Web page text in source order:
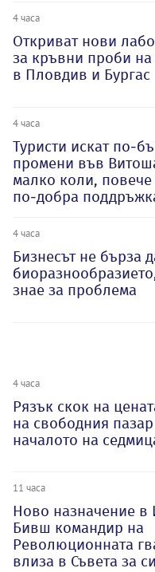
4 часа
Откриват нови
за кръвни проби
в Пловдив и Бургас
4 часа
Туристи искат по-
промени във
малко коли, повече
по-добра
4 часа
Бизнесът не бърза
знае за проблема
4 часа
Рязък скок на
на свободния
началото на
11 часа
Ново назначение в
Бивш командир на
Революционната
влиза в Съвета за